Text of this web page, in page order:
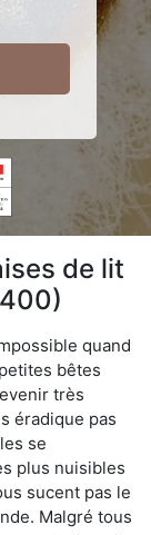
de lit
quand
bêtes
très
éradique pas
se
plus nuisibles
sucent pas le
Malgré tous